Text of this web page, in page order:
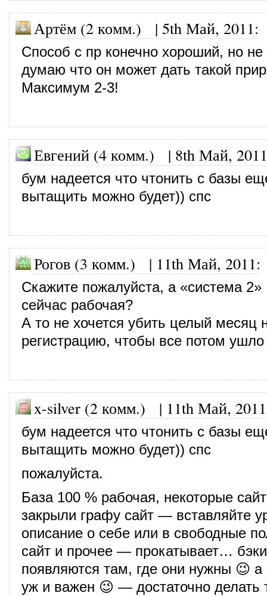
Артём (2 комм.) | 5th Май, 2011:
Способ с пр конечно хороший, но не
думаю что он может дать такой
Максимум 2-3!
Евгений (4 комм.) | 8th Май, 2011
бум надеется что чтонить с базы
вытащить можно будет)) спс
Рогов (3 комм.) | 11th Май, 2011:
Скажите пожалуйста, а «система 2»
сейчас рабочая?
А то не хочется убить целый месяц
регистрацию, чтобы все потом ушло
x-silver (2 комм.) | 11th Май, 2011
бум надеется что чтонить с базы
вытащить можно будет)) спс
пожалуйста.
База 100 % рабочая, некоторые
закрыли графу сайт — вставляйте
описание о себе или в свободные
сайт и прочее — прокатывает…
появляются там, где они нужны 😉 а
уж и важен 😉 — достаточно делать